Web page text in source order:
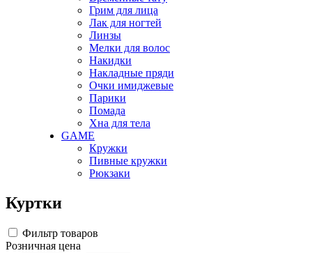
Грим для лица
Лак для ногтей
Линзы
Мелки для волос
Накидки
Накладные пряди
Очки имиджевые
Парики
Помада
Хна для тела
GAME
Кружки
Пивные кружки
Рюкзаки
Куртки
Фильтр товаров
Розничная цена